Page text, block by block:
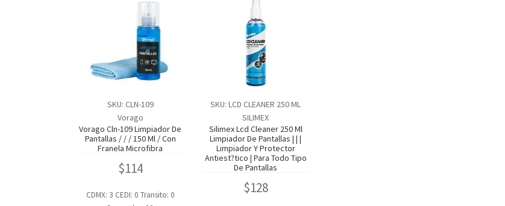
SKU: CLN-109
Vorago
Vorago Cln-109 Limpiador De
Pantallas / / / 150 Ml / Con
Franela Microfibra
$114
CDMX: 3 CEDI: 0 Transito: 0
SKU: LCD CLEANER 250 ML
SILIMEX
Silimex Lcd Cleaner 250 Ml
Limpiador De Pantallas | | |
Limpiador Y Protector
Antiest?tico | Para Todo Tipo
De Pantallas
$128